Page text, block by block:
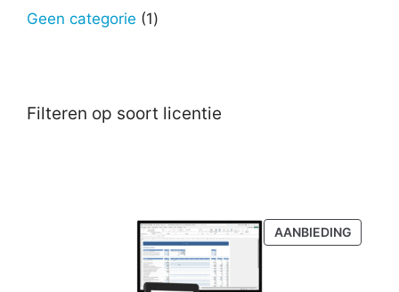
producten
Geen categorie 11
Filteren op soort licentie
AANBIEDING
IN